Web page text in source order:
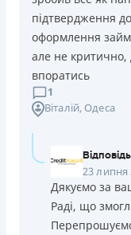
підтвердження
оформлення
але не критично,
впоратись
1
Віталій, Одеса
23 липня
Дякуємо за
Раді, що